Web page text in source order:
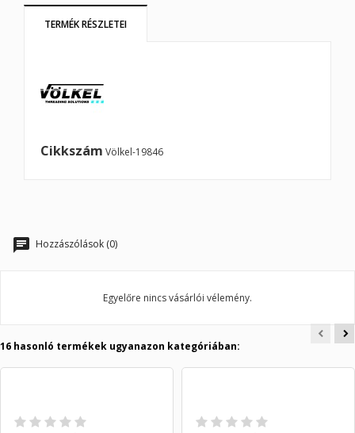
TERMÉK RÉSZLETEI
Cikkszám Völkel-19846
Hozzászólások (0)
Egyelőre nincs vásárlói vélemény.
16 hasonló termékek ugyanazon kategóriában:
add_circle_outline Új lista létrehozása